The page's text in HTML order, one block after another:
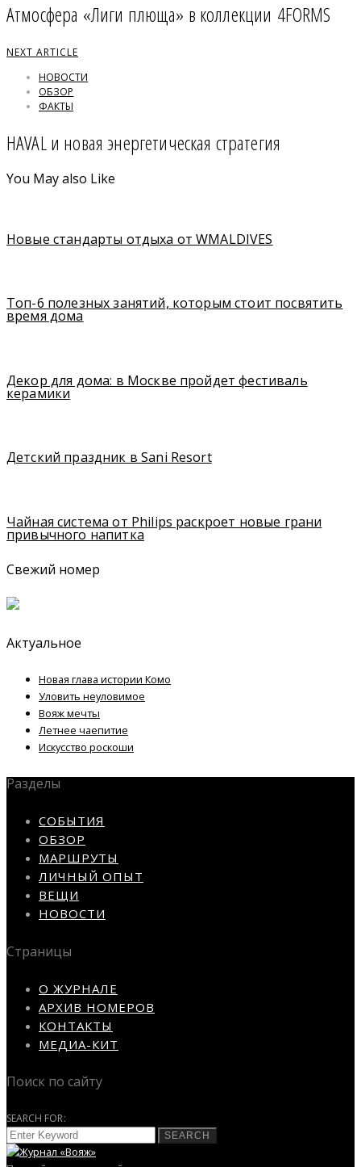
Атмосфера «Лиги плюща» в коллекции 4FORMS
NEXT ARTICLE
НОВОСТИ
ОБЗОР
ФАКТЫ
HAVAL и новая энергетическая стратегия
You May also Like
Новые стандарты отдыха от WMALDIVES
Топ-6 полезных занятий, которым стоит посвятить
время дома
Декор для дома: в Москве пройдет фестиваль
керамики
Детский праздник в Sani Resort
Чайная система от Philips раскроет новые грани
привычного напитка
Свежий номер
Актуальное
Новая глава истории Комо
Уловить неуловимое
Вояж мечты
Летнее чаепитие
Искусство роскоши
Разделы
СОБЫТИЯ
ОБЗОР
МАРШРУТЫ
ЛИЧНЫЙ ОПЫТ
ВЕЩИ
НОВОСТИ
Страницы
О ЖУРНАЛЕ
АРХИВ НОМЕРОВ
КОНТАКТЫ
МЕДИА-КИТ
Поиск по сайту
SEARCH FOR:
SEARCH